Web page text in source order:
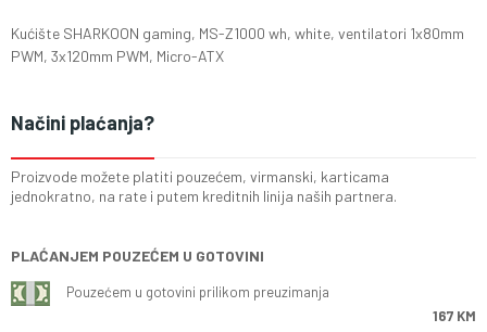
Kućište SHARKOON gaming, MS-Z1000 wh, white, ventilatori 1x80mm
PWM, 3x120mm PWM, Micro-ATX
Načini plaćanja?
Proizvode možete platiti pouzećem, virmanski, karticama
jednokratno, na rate i putem kreditnih linija naših partnera.
PLAĆANJEM POUZEĆEM U GOTOVINI
Pouzećem u gotovini prilikom preuzimanja
167 KM